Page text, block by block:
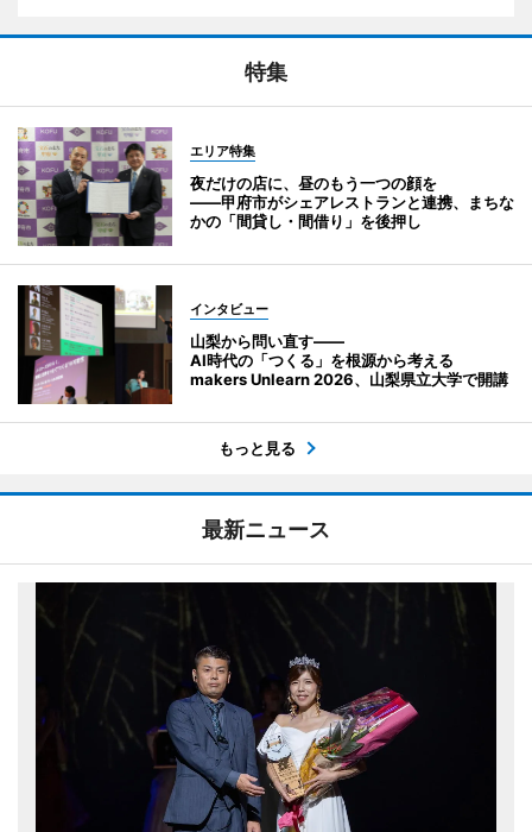
特集
エリア特集
夜だけの店に、昼のもう一つの顔を
――甲府市がシェアレストランと連携、まちな
かの「間貸し・間借り」を後押し
インタビュー
山梨から問い直す――
AI時代の「つくる」を根源から考える
makers Unlearn 2026、山梨県立大学で開講
もっと見る
最新ニュース